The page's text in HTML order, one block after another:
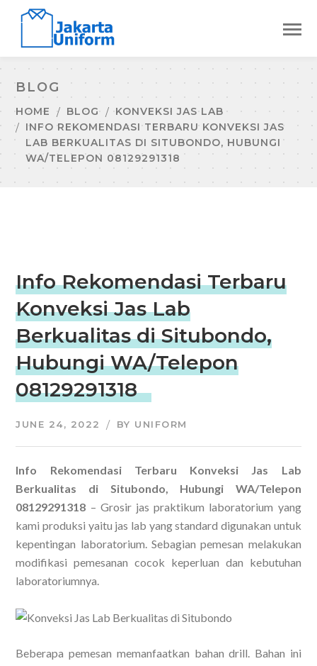
BLOG
HOME BLOG
KONVEKSI JAS LAB
INFO REKOMENDASI TERBARU KONVEKSI JAS
LAB BERKUALITAS DI SITUBONDO, HUBUNGI
WA/TELEPON 08129291318
Info Rekomendasi Terbaru
Konveksi Jas Lab
Berkualitas di Situbondo,
Hubungi WA/Telepon
08129291318
JUNE 24, 2022 BY UNIFORM
Info Rekomendasi Terbaru Konveksi Jas Lab
Berkualitas di Situbondo, Hubungi WA/Telepon
08129291318 – Grosir jas praktikum laboratorium yang
kami produksi yaitu jas lab yang standard digunakan untuk
kepentingan laboratorium. Sebagian pemesan melakukan
modifikasi pemesanan cocok keperluan dan kebutuhan
laboratoriumnya.
Beberapa pemesan memanfaatkan bahan drill. Bahan ini